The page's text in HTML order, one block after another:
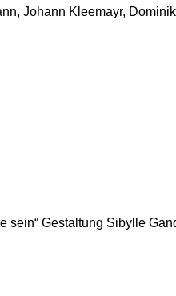
Johann Kleemayr,
sein“ Gestaltung Sibylle